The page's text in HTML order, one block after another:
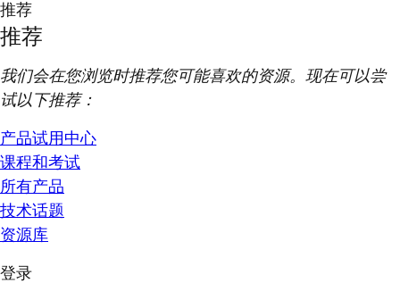
推荐
推荐
我们会在您浏览时推荐您可能喜欢的资源。现在可以尝
试以下推荐：
产品试用中心
课程和考试
所有产品
技术话题
资源库
登录